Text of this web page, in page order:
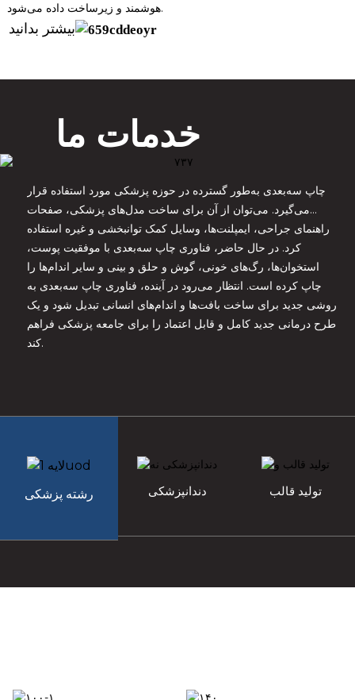
هوشمند و زیرساخت داده می‌شود.
بیشتر بدانید
خدمات ما
چاپ سه‌بعدی به‌طور گسترده در حوزه پزشکی مورد استفاده قرار
می‌گیرد. می‌توان از آن برای ساخت مدل‌های پزشکی، صفحات
راهنمای جراحی، ایمپلنت‌ها، وسایل کمک توانبخشی و غیره استفاده
کرد. در حال حاضر، فناوری چاپ سه‌بعدی با موفقیت پوست،
استخوان‌ها، رگ‌های خونی، گوش و حلق و بینی و سایر اندام‌ها را
چاپ کرده است. انتظار می‌رود در آینده، فناوری چاپ سه‌بعدی به
روشی جدید برای ساخت بافت‌ها و اندام‌های انسانی تبدیل شود و یک
طرح درمانی جدید کامل و قابل اعتماد را برای جامعه پزشکی فراهم
کند.
رشته پزشکی دندانپزشکی تولید قالب